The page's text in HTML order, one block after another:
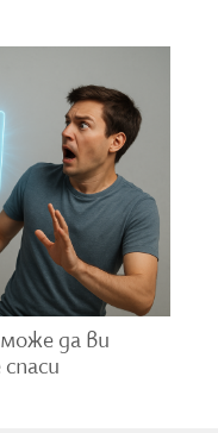
присъжда от
общност
над 50
да ви